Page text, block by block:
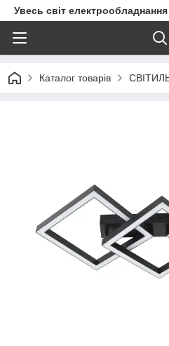
Увесь світ
Каталог товарів